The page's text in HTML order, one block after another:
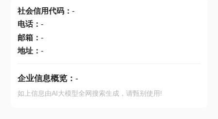
社会信用代码： -
电话： -
邮箱： -
地址： -
企业信息概览： -
如上信息由AI大模型全网搜索生成，请甄别使用!